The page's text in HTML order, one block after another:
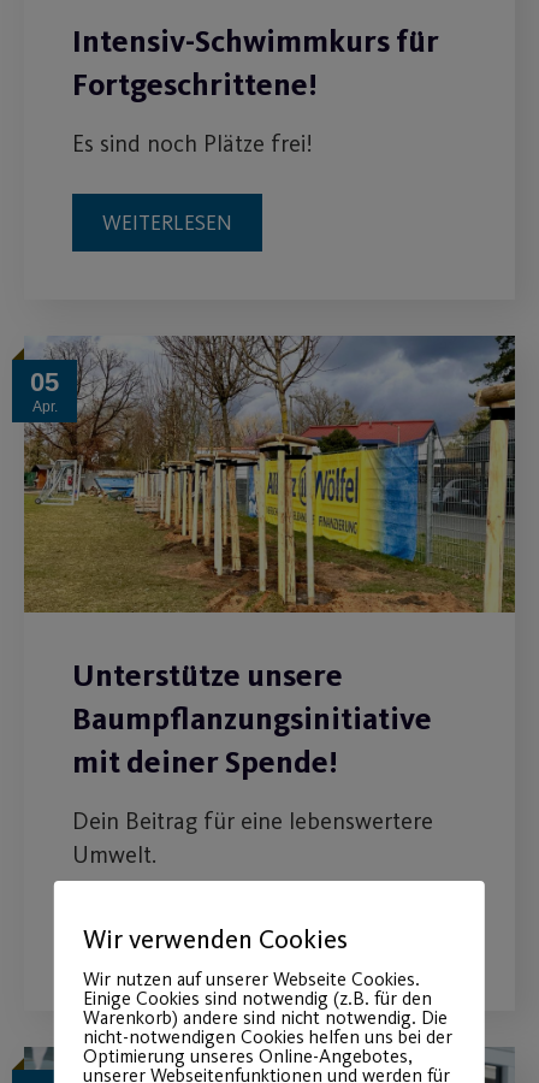
Intensiv-Schwimmkurs für
Fortgeschrittene!
Es sind noch Plätze frei!
WEITERLESEN
05
Apr.
Unterstütze unsere
Baumpflanzungsinitiative
mit deiner Spende!
Dein Beitrag für eine lebenswertere
Umwelt.
WEITERLESEN
Wir verwenden Cookies
Wir nutzen auf unserer Webseite Cookies.
Einige Cookies sind notwendig (z.B. für den
Warenkorb) andere sind nicht notwendig. Die
nicht-notwendigen Cookies helfen uns bei der
Optimierung unseres Online-Angebotes,
unserer Webseitenfunktionen und werden für